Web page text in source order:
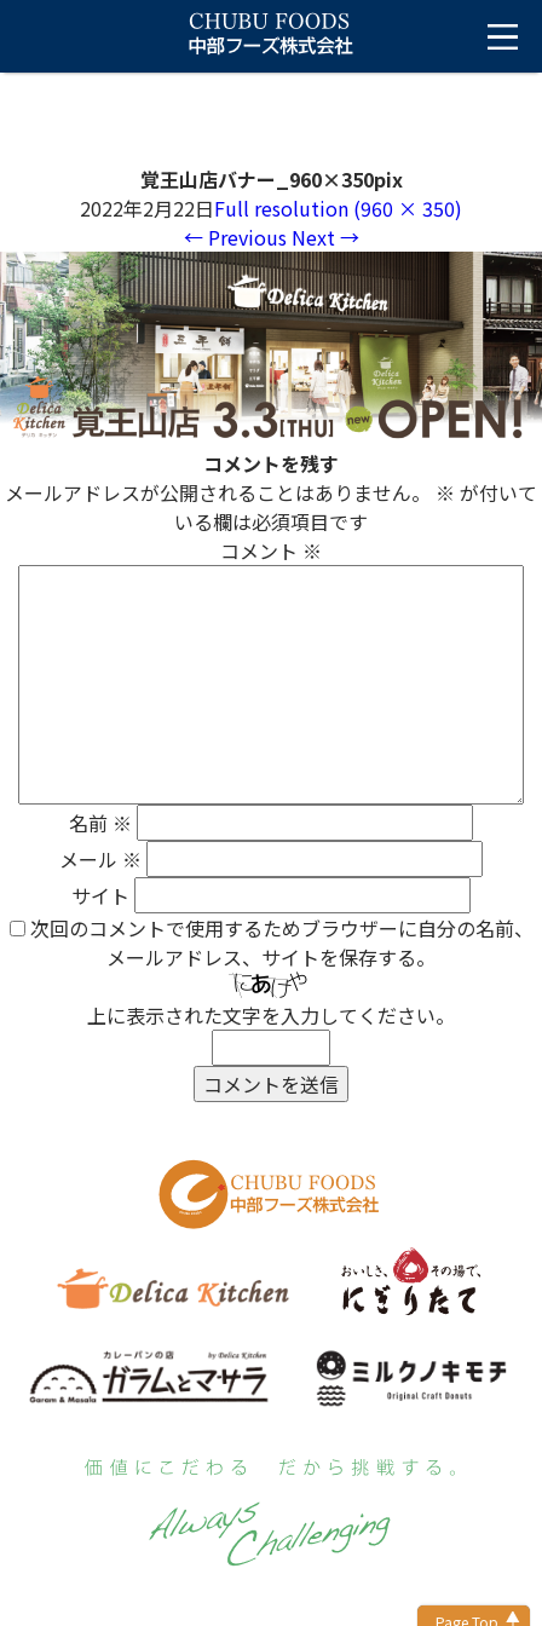
覚王山店バナー_960×350pix
2022年2月22日Full resolution (960 × 350)
←Previous Next→
コメントを残す
メールアドレスが公開されることはありません。
※ が付いて
いる欄は必須項目です
コメント ※
名前 ※
メール ※
サイト
次回のコメントで使用するためブラウザーに自分の名前、
メールアドレス、サイトを保存する。
上に表示された文字を入力してください。
Page Top